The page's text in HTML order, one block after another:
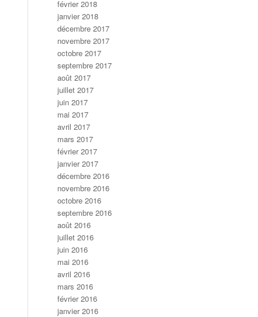
février 2018
janvier 2018
décembre 2017
novembre 2017
octobre 2017
septembre 2017
août 2017
juillet 2017
juin 2017
mai 2017
avril 2017
mars 2017
février 2017
janvier 2017
décembre 2016
novembre 2016
octobre 2016
septembre 2016
août 2016
juillet 2016
juin 2016
mai 2016
avril 2016
mars 2016
février 2016
janvier 2016